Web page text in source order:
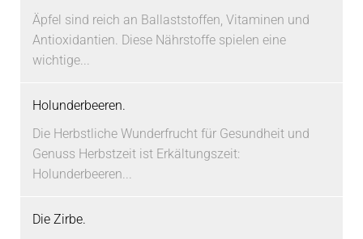
Äpfel sind reich an Ballaststoffen, Vitaminen und
Antioxidantien. Diese Nährstoffe spielen eine
wichtige...
Holunderbeeren.
Die Herbstliche Wunderfrucht für Gesundheit und
Genuss Herbstzeit ist Erkältungszeit:
Holunderbeeren...
Die Zirbe.